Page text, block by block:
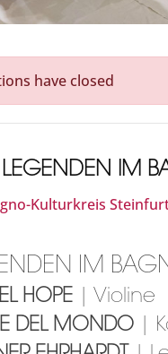
have closed
IM
Kulturkreis
IM
HOPE | Violine
DEL MONDO |